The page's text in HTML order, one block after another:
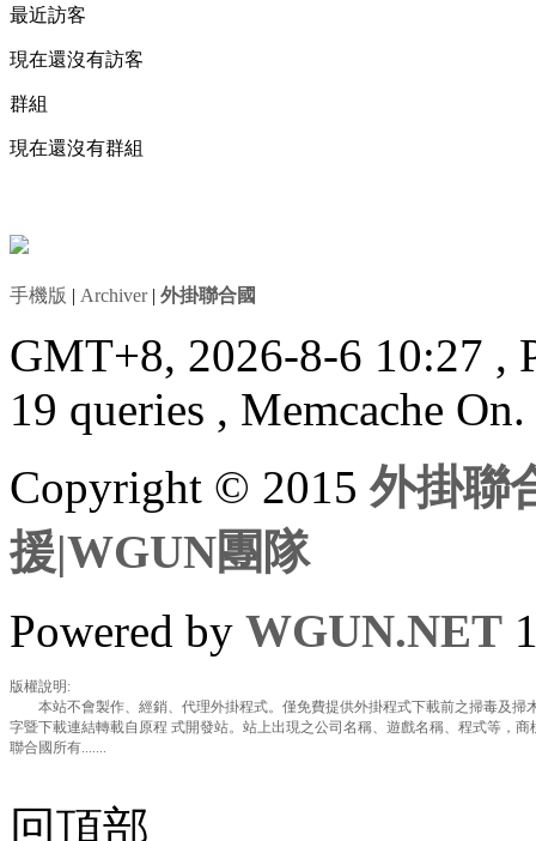
最近訪客
現在還沒有訪客
群組
現在還沒有群組
手機版 | Archiver| 外掛聯合國
GMT+8, 2026-8-6 10:27 ,
19 queries , Memcache On.
Copyright © 2015外掛聯
援|WGUN團隊
Powered by WGUN.NET
版權說明:
本站不會製作、經銷、代理外掛程式。僅免費提供外掛程式下載前之掃毒及掃
字暨下載連結轉載自原程 式開發站。站上出現之公司名稱、遊戲名稱、程式等，
聯合國所有.......
回頂部